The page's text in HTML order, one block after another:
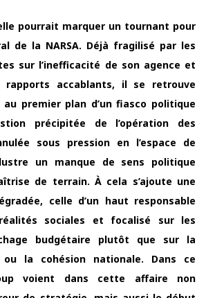
pourrait marquer un tournant pour
de la NARSA. Déjà fragilisé par les
sur l’inefficacité de son agence et
accablants, il se retrouve
au premier plan d’un fiasco politique
précipitée de l’opération des
sous pression en l’espace de
un manque de sens politique
de terrain. À cela s’ajoute une
celle d’un haut responsable
sociales et focalisé sur les
budgétaire plutôt que sur la
la cohésion nationale. Dans ce
voient dans cette affaire non